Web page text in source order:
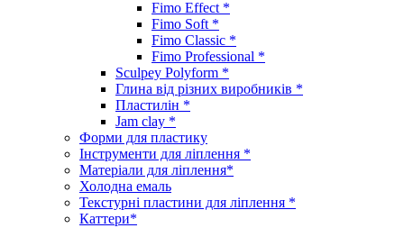
Fimo Effect *
Fimo Soft *
Fimo Classic *
Fimo Professional *
Sculpey Polyform *
Глина від різних виробників *
Пластилін *
Jam clay *
Форми для пластику
Інструменти для ліплення *
Матеріали для ліплення*
Холодна емаль
Текстурні пластини для ліплення *
Каттери*